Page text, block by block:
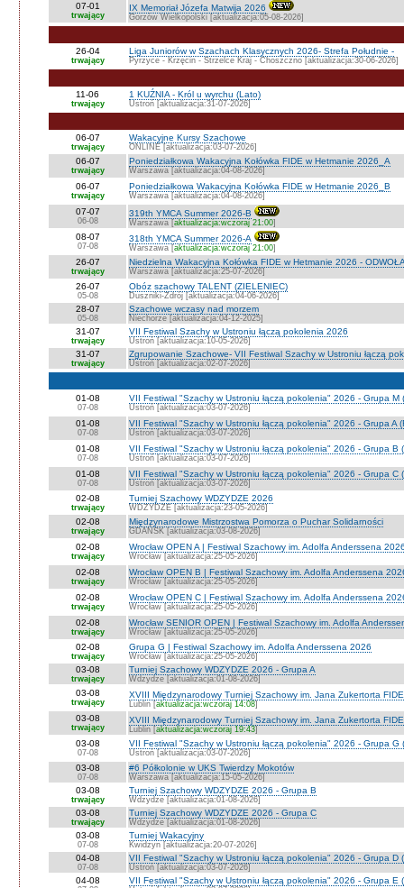
07-01
trwający
IX Memoriał Józefa Matwija 2026
Gorzów Wielkopolski [aktualizacja:05-08-2026]
26-04
trwający
Liga Juniorów w Szachach Klasycznych 2026- Strefa Południe -
Pyrzyce - Krzęcin - Strzelce Kraj - Choszczno [aktualizacja:30-06-2026]
11-06
trwający
1 KUŹNIA - Król u wyrchu (Lato)
Ustroń [aktualizacja:31-07-2026]
06-07
trwający
Wakacyjne Kursy Szachowe
ONLINE [aktualizacja:03-07-2026]
06-07
trwający
Poniedziałkowa Wakacyjna Kołówka FIDE w Hetmanie 2026_A
Warszawa [aktualizacja:04-08-2026]
06-07
trwający
Poniedziałkowa Wakacyjna Kołówka FIDE w Hetmanie 2026_B
Warszawa [aktualizacja:04-08-2026]
07-07
06-08
319th YMCA Summer 2026-B
Warszawa [aktualizacja:wczoraj 21:00]
08-07
07-08
318th YMCA Summer 2026-A
Warszawa [aktualizacja:wczoraj 21:00]
26-07
trwający
Niedzielna Wakacyjna Kołówka FIDE w Hetmanie 2026 -
Warszawa [aktualizacja:25-07-2026]
26-07
05-08
Obóz szachowy TALENT (ZIELENIEC)
Duszniki-Zdrój [aktualizacja:04-06-2026]
28-07
05-08
Szachowe wczasy nad morzem
Niechorze [aktualizacja:04-12-2025]
31-07
trwający
VII Festiwal Szachy w Ustroniu łączą pokolenia 2026
Ustroń [aktualizacja:10-05-2026]
31-07
trwający
Zgrupowanie Szachowe- VII Festiwal Szachy w Ustroniu łączą
Ustroń [aktualizacja:02-07-2026]
01-08
07-08
VII Festiwal "Szachy w Ustroniu łączą pokolenia" 2026 - Grupa M
Ustroń [aktualizacja:03-07-2026]
01-08
07-08
VII Festiwal "Szachy w Ustroniu łączą pokolenia" 2026 - Grupa A
Ustroń [aktualizacja:03-07-2026]
01-08
07-08
VII Festiwal "Szachy w Ustroniu łączą pokolenia" 2026 - Grupa B
Ustroń [aktualizacja:03-07-2026]
01-08
07-08
VII Festiwal "Szachy w Ustroniu łączą pokolenia" 2026 - Grupa C
Ustroń [aktualizacja:03-07-2026]
02-08
trwający
Turniej Szachowy WDZYDZE 2026
WDZYDZE [aktualizacja:23-05-2026]
02-08
trwający
Międzynarodowe Mistrzostwa Pomorza o Puchar Solidarności
GDAŃSK [aktualizacja:03-08-2026]
02-08
trwający
Wrocław OPEN A | Festiwal Szachowy im. Adolfa Anderssena
Wrocław [aktualizacja:25-05-2026]
02-08
trwający
Wrocław OPEN B | Festiwal Szachowy im. Adolfa Anderssena
Wrocław [aktualizacja:25-05-2026]
02-08
trwający
Wrocław OPEN C | Festiwal Szachowy im. Adolfa Anderssena
Wrocław [aktualizacja:25-05-2026]
02-08
trwający
Wrocław SENIOR OPEN | Festiwal Szachowy im. Adolfa
Wrocław [aktualizacja:25-05-2026]
02-08
trwający
Grupa G | Festiwal Szachowy im. Adolfa Anderssena 2026
Wrocław [aktualizacja:25-05-2026]
03-08
trwający
Turniej Szachowy WDZYDZE 2026 - Grupa A
Wdzydze [aktualizacja:01-08-2026]
03-08
trwający
XVIII Międzynarodowy Turniej Szachowy im. Jana Zukertorta
Lublin [aktualizacja:wczoraj 14:08]
03-08
trwający
XVIII Międzynarodowy Turniej Szachowy im. Jana Zukertorta
Lublin [aktualizacja:wczoraj 19:43]
03-08
07-08
VII Festiwal "Szachy w Ustroniu łączą pokolenia" 2026 - Grupa G
Ustroń [aktualizacja:03-07-2026]
03-08
07-08
#6 Półkolonie w UKS Twierdzy Mokotów
Warszawa [aktualizacja:15-05-2026]
03-08
trwający
Turniej Szachowy WDZYDZE 2026 - Grupa B
Wdzydze [aktualizacja:01-08-2026]
03-08
trwający
Turniej Szachowy WDZYDZE 2026 - Grupa C
Wdzydze [aktualizacja:01-08-2026]
03-08
07-08
Turniej Wakacyjny
Kwidzyn [aktualizacja:20-07-2026]
04-08
07-08
VII Festiwal "Szachy w Ustroniu łączą pokolenia" 2026 - Grupa D
Ustroń [aktualizacja:03-07-2026]
04-08 VII Festiwal "Szachy w Ustroniu łączą pokolenia" 2026 - Grupa E